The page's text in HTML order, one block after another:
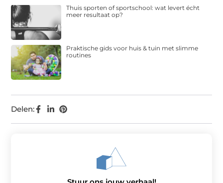
Delen:
Thuis sporten of sportschool: wat levert écht
meer resultaat op?
Praktische gids voor huis & tuin met slimme
routines